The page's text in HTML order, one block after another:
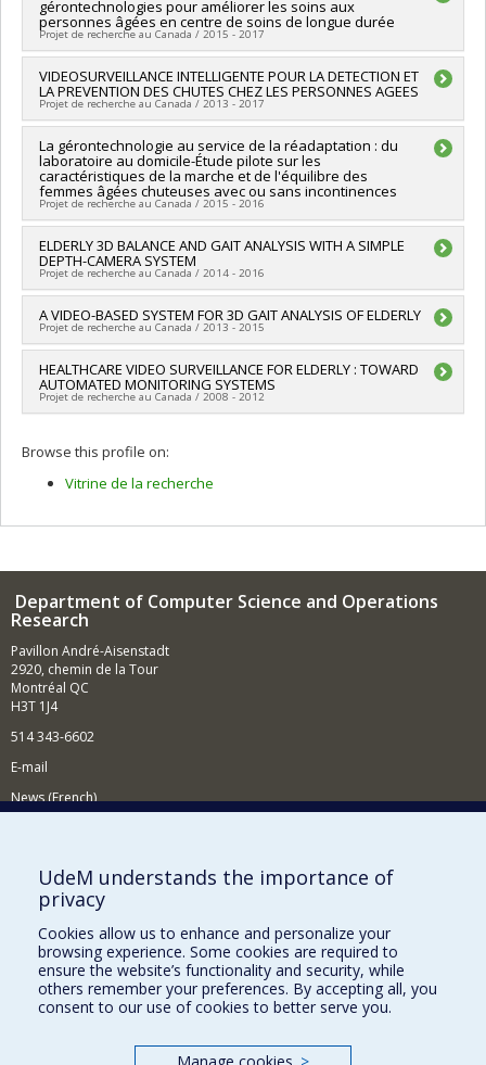
équipe (et possibilité d'équipement la première année)
Co-researchers :Francine Ducharme, Jean Meunier
Jeanne Kergoat,Cyril Duclos,Anne Bourbonnais,Chantal
Dumoulin,Johanne Filiatrault,Ernesto Morales,Alain St-
Arnaud
Funding sources:FRQSC/Fonds de recherche du Québec -
Société et culture (FQRSC)
Grant programs:PVXXXXXX-(SE) Programme Soutien aux
équipes de recherche - Stade de développement : Émergence
gérontechnologies pour améliorer les soins aux
personnes âgées en centre de soins de longue durée
Projet de recherche au Canada / 2015 - 2017
Lead researcher :Anne Bourbonnais
Co-researchers : Jean Meunier,Jacqueline Rousseau,Marie-
Pierre Gagnon
VIDEOSURVEILLANCE INTELLIGENTE POUR LA DETECTION ET
LA PREVENTION DES CHUTES CHEZ LES PERSONNES AGEES
Projet de recherche au Canada / 2013 - 2017
Lead researcher : Jean Meunier
Co-researchers :Max Mignotte,Jacqueline Rousseau
Sébastien Roy
Funding sources: FRQNT/Fonds de recherche du Québec -
Nature et technologies (FQRNT)
Grant programs:PV113724-(PR) Projets de recherche en
équipe (et possibilité d'équipement la première année)
La gérontechnologie au service de la réadaptation : du
laboratoire au domicile-Étude pilote sur les
caractéristiques de la marche et de l'équilibre des
femmes âgées chuteuses avec ou sans incontinences
Projet de recherche au Canada / 2015 - 2016
Lead researcher : Chantal Dumoulin
Co-researchers : Jean Meunier , Sylvie Nadeau
Rousseau
ELDERLY 3D BALANCE AND GAIT ANALYSIS WITH A SIMPLE
DEPTH-CAMERA SYSTEM
Projet de recherche au Canada / 2014 - 2016
Lead researcher : Jean Meunier
Funding sources: CRSNG/Conseil de recherches en sciences
naturelles et génie du Canada (CRSNG)
Grant programs:PVX20965-(RGP) Programme de subvention à
la découverte individuelle ou de groupe
A VIDEO-BASED SYSTEM FOR 3D GAIT ANALYSIS OF ELDERLY
Projet de recherche au Canada / 2013 - 2015
Lead researcher : Jean Meunier
Funding sources:CRSNG/Conseil de recherches en sciences
naturelles et génie du Canada (CRSNG)
la découverte individuelle ou de groupe
HEALTHCARE VIDEO SURVEILLANCE FOR ELDERLY : TOWARD
AUTOMATED MONITORING SYSTEMS
Projet de recherche au Canada / 2008 - 2012
Browse this profile on:
Vitrine de la recherche
Department of Computer Science and Operations
Research
Pavillon André-Aisenstadt
2920, chemin de la Tour
Montréal QC
H3T 1J4
514 343-6602
E-mail
News (French)
Supporting the Department
NEED HELP?
Site map
Report a problem
Accessibility
UdeM understands the importance of
privacy
Cookies allow us to enhance and personalize your
browsing experience. Some cookies are required to
ensure the website’s functionality and security, while
others remember your preferences. By accepting all, you
consent to our use of cookies to better serve you.